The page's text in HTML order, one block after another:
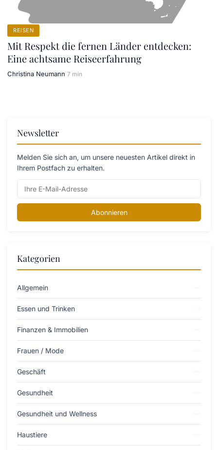
REISEN
Mit Respekt die fernen Länder entdecken:
Eine achtsame Reiseerfahrung
Christina Neumann 7 min
Newsletter
Melden Sie sich an, um unsere neuesten Artikel direkt in
Ihrem Postfach zu erhalten.
Abonnieren
Kategorien
Allgemein
Essen und Trinken
Finanzen & Immobilien
Frauen / Mode
Geschäft
Gesundheit
Gesundheit und Wellness
Haustiere